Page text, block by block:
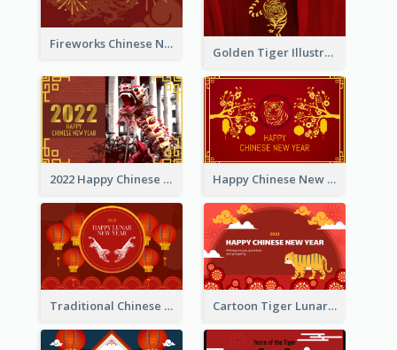
Fireworks Chinese New Year Greeting Card
Golden Tiger Illustration Chinese New Year Greeting Card
2022 Happy Chinese New Year Greeting Card With Photo Happy Chinese New Year Greeting Card With Chinese Tree Illustration
Traditional Chinese New Year Celebration Greeting Card Cartoon Tiger Lunar New Year Greeting Card